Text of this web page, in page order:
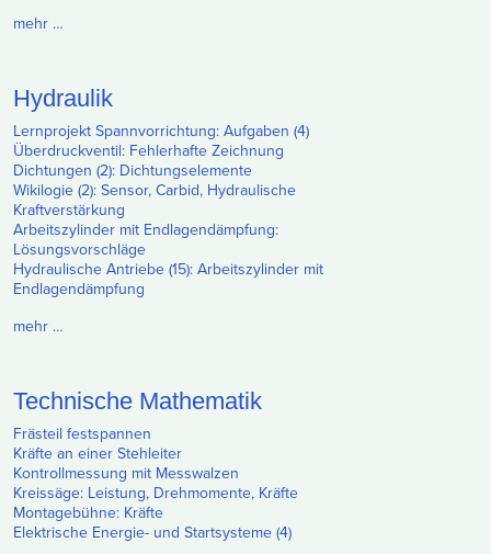
mehr …
Hydraulik
Lernprojekt Spannvorrichtung: Aufgaben (4)
Überdruckventil: Fehlerhafte Zeichnung
Dichtungen (2): Dichtungselemente
Wikilogie (2): Sensor, Carbid, Hydraulische
Kraftverstärkung
Arbeitszylinder mit Endlagendämpfung:
Lösungsvorschläge
Hydraulische Antriebe (15): Arbeitszylinder mit
Endlagendämpfung
mehr …
Technische Mathematik
Frästeil festspannen
Kräfte an einer Stehleiter
Kontrollmessung mit Messwalzen
Kreissäge: Leistung, Drehmomente, Kräfte
Montagebühne: Kräfte
Elektrische Energie- und Startsysteme (4)